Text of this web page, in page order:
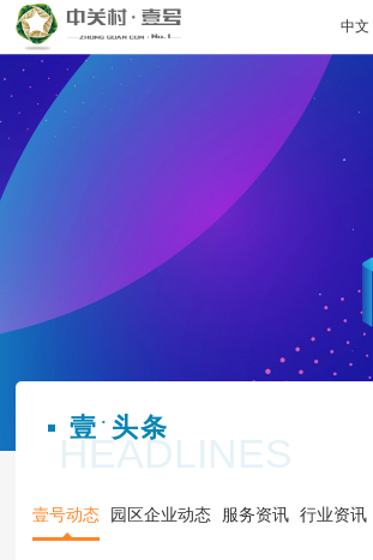
中文
HEADLINES
壹 · 头条
壹号动态 园区企业动态 服务资讯 行业资讯